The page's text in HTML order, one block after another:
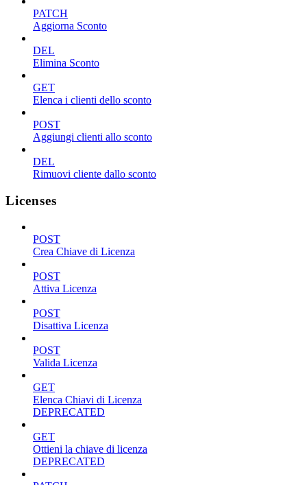
PATCH
Aggiorna Sconto
DEL
Elimina Sconto
GET
Elenca i clienti dello sconto
POST
Aggiungi clienti allo sconto
DEL
Rimuovi cliente dallo sconto
Licenses
POST
Crea Chiave di Licenza
POST
Attiva Licenza
POST
Disattiva Licenza
POST
Valida Licenza
GET
Elenca Chiavi di Licenza
DEPRECATED
GET
Ottieni la chiave di licenza
DEPRECATED